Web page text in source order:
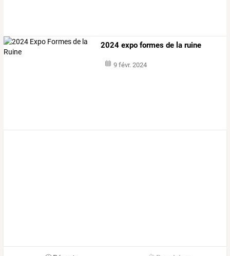
2024 expo formes de la ruine
9 févr. 2024